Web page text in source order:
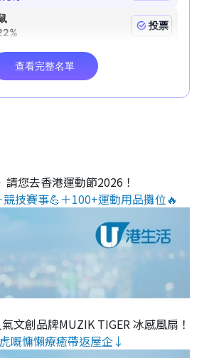
請您去香港運動節2026！
技賽事💪＋100+運動用品攤位🔥
文創品牌MUZIK TIGER 冰感風扇！
嘅慵懶療癒帶返屋企↓